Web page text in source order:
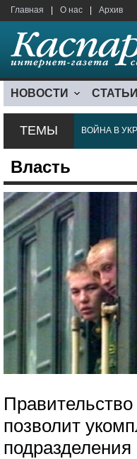
Главная О нас Архив
НОВОСТИ СТАТЬИ
ТЕМЫ ВОЙНА В
Власть
позволит